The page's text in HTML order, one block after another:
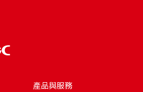
產品與服務